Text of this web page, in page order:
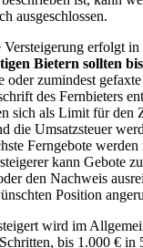
ausgeschlossen.
erfolgt in
Bietern sollten bis
oder zumindest
des Fernbieters
sich als Limit für den
die Umsatz­steuer
Ferngebote
kann Gebote
den Nachweis
Position
wird im
bis 1.000 € in